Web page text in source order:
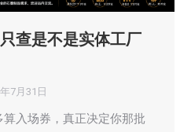
查是不是实体工厂
7月31日
入场券，真正决定你那批